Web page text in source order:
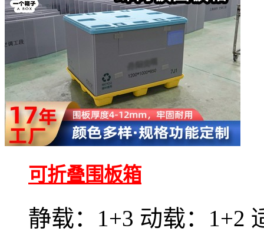
可折叠围板箱
静载：1+3 动载：